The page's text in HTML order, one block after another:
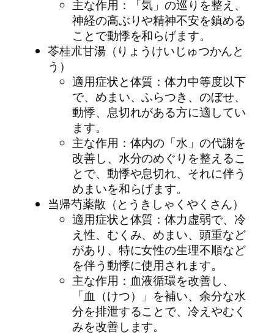
主な作用：「気」の巡りを整え、
神経の高ぶりや精神不安を鎮める
ことで動悸を和らげます。
苓桂朮甘湯（りょうけいじゅつかんと
う）
適用症状と体質：体力中等度以下
で、めまい、ふらつき、のぼせ、
動悸、息切れがある方に適してい
ます。
主な作用：体内の「水」の代謝を
改善し、水分のめぐりを整えるこ
とで、動悸や息切れ、それに伴う
めまいを和らげます。
当帰芍薬散（とうきしゃくやくさん）
適用症状と体質：体力虚弱で、冷
え性、むくみ、めまい、頭重など
があり、特に女性の生理不順など
を伴う動悸に使用されます。
主な作用：血液循環を改善し、
「血（けつ）」を補い、余分な水
分を排泄することで、冷えやむく
みを改善します。